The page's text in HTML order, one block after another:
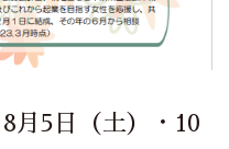
月5日（土）・10